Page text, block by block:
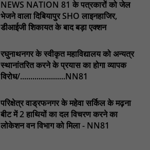
NEWS NATION 81 के पत्रकारों को जेल
भेजने वाला दिबियापुर SHO लाइनहाजिर,
डीआईजी शिकायत के बाद बड़ा एक्शन
रघुनाथनगर के स्वीकृत महाविद्यालय को अन्यत्र
स्थानांतरित करने के प्रयास का होगा व्यापक
विरोध/......................NN81
परिक्षेत्र वाड्रफनगर के महेवा सर्किल के मढ़ना
बीट में 2 हाथियों का दल विचरण करने का
लोकेशन वन विभाग को मिला - NN81